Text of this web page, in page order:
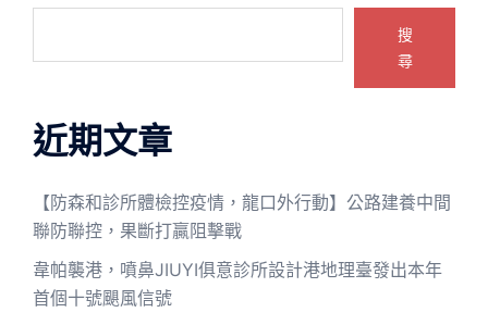
搜
尋
近期文章
【防森和診所體檢控疫情，龍口外行動】公路建養中間
聯防聯控，果斷打贏阻擊戰
韋帕襲港，噴鼻JIUYI俱意診所設計港地理臺發出本年
首個十號颶風信號